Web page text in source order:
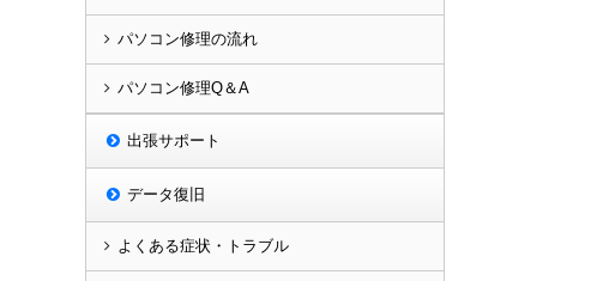
パソコン修理の流れ
パソコン修理Q＆A
出張サポート
データ復旧
よくある症状・トラブル